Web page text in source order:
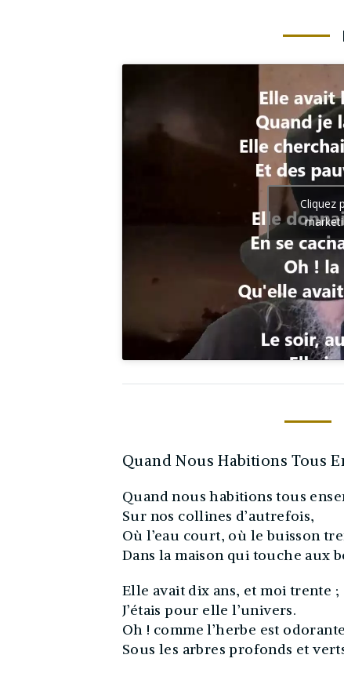
Cliquez
Quand Nous Habitions Tous
Quand nous habitions tous
Sur nos collines d’autrefois,
Où l’eau court, où le buisson
Dans la maison qui touche aux
Elle avait dix ans, et moi trente ;
J’étais pour elle l’univers.
Oh ! comme l’herbe est odorante
Sous les arbres profonds et